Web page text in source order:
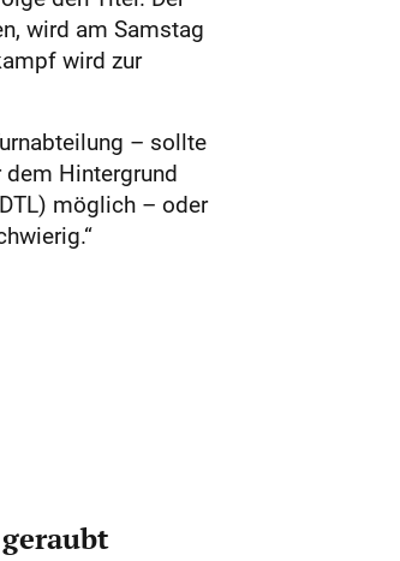
wird am Samstag
wird zur
– sollte
Hintergrund
möglich – oder